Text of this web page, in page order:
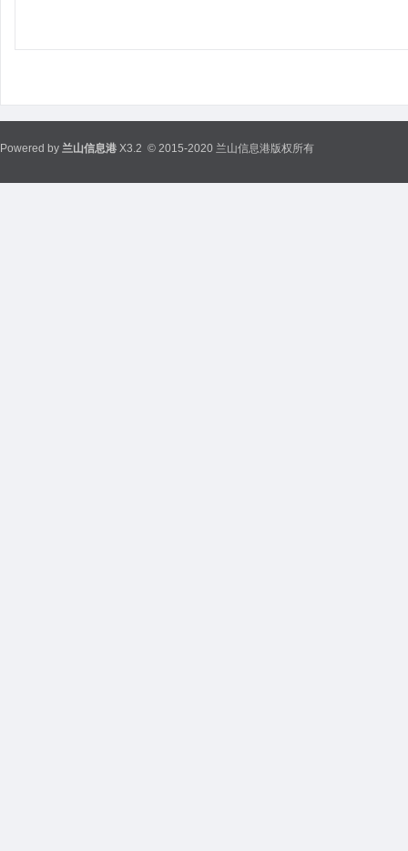
Powered by 兰山信息港 X3.2 © 2015-2020 兰山信息港版权所有